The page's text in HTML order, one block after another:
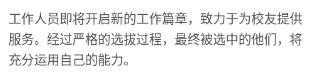
工作人员即将开启新的工作篇章，致力于为校友提供
服务。经过严格的选拔过程，最终被选中的他们，将
充分运用自己的能力。